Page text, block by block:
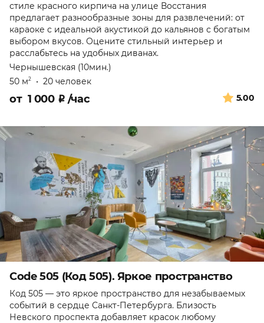
стиле красного кирпича на улице Восстания
предлагает разнообразные зоны для развлечений: от
караоке с идеальной акустикой до кальянов с богатым
выбором вкусов. Оцените стильный интерьер и
расслабьтесь на удобных диванах.
Чернышевская (10мин.)
50 м2 • 20 человек
5.00
от 1 000 ₽ /час
Code 505 (Код 505). Яркое пространство
Код 505 — это яркое пространство для незабываемых
событий в сердце Санкт-Петербурга. Близость
Невского проспекта добавляет красок любому